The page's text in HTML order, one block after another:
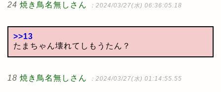
24 焼き鳥名無しさん ：2024/03/27(水) 06:36:05.18
>>13
たまちゃん壊れてしもうたん？
18 焼き鳥名無しさん ：2024/03/27(水) 01:14:55.55